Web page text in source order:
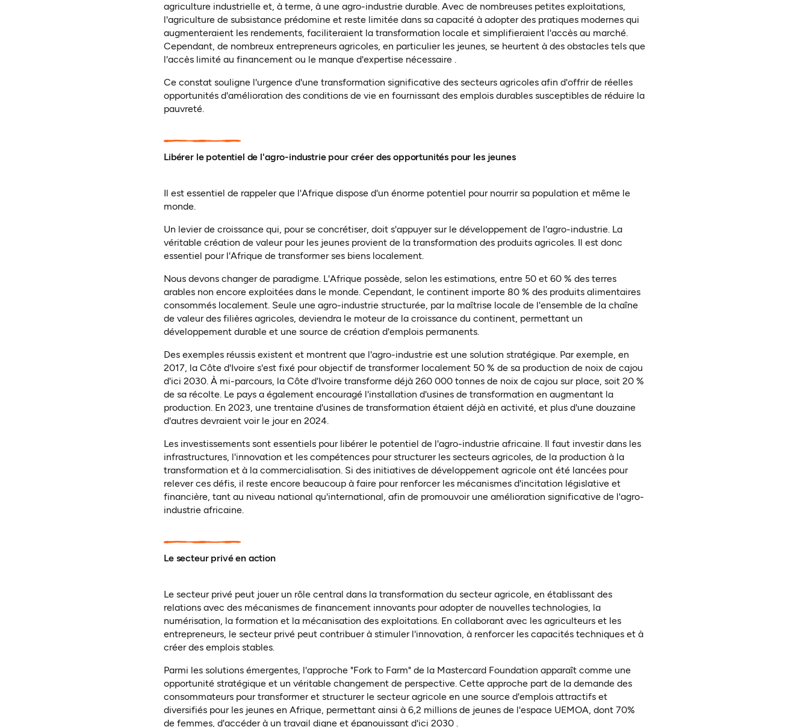
agriculture industrielle et, à terme, à une agro-industrie durable. Avec de nombreuses petites exploitations,
l'agriculture de subsistance prédomine et reste limitée dans sa capacité à adopter des pratiques modernes qui
augmenteraient les rendements, faciliteraient la transformation locale et simplifieraient l'accès au marché.
Cependant, de nombreux entrepreneurs agricoles, en particulier les jeunes, se heurtent à des obstacles tels que
l'accès limité au financement ou le manque d'expertise nécessaire .
Ce constat souligne l'urgence d'une transformation significative des secteurs agricoles afin d'offrir de réelles
opportunités d'amélioration des conditions de vie en fournissant des emplois durables susceptibles de réduire la
pauvreté.
Libérer le potentiel de l'agro-industrie pour créer des opportunités pour les jeunes
Il est essentiel de rappeler que l'Afrique dispose d'un énorme potentiel pour nourrir sa population et même le
monde.
Un levier de croissance qui, pour se concrétiser, doit s'appuyer sur le développement de l'agro-industrie. La
véritable création de valeur pour les jeunes provient de la transformation des produits agricoles. Il est donc
essentiel pour l'Afrique de transformer ses biens localement.
Nous devons changer de paradigme. L'Afrique possède, selon les estimations, entre 50 et 60 % des terres
arables non encore exploitées dans le monde. Cependant, le continent importe 80 % des produits alimentaires
consommés localement. Seule une agro-industrie structurée, par la maîtrise locale de l'ensemble de la chaîne
de valeur des filières agricoles, deviendra le moteur de la croissance du continent, permettant un
développement durable et une source de création d'emplois permanents.
Des exemples réussis existent et montrent que l'agro-industrie est une solution stratégique. Par exemple, en
2017, la Côte d'Ivoire s'est fixé pour objectif de transformer localement 50 % de sa production de noix de cajou
d'ici 2030. À mi-parcours, la Côte d'Ivoire transforme déjà 260 000 tonnes de noix de cajou sur place, soit 20 %
de sa récolte. Le pays a également encouragé l'installation d'usines de transformation en augmentant la
production. En 2023, une trentaine d'usines de transformation étaient déjà en activité, et plus d'une douzaine
d'autres devraient voir le jour en 2024.
Les investissements sont essentiels pour libérer le potentiel de l'agro-industrie africaine. Il faut investir dans les
infrastructures, l'innovation et les compétences pour structurer les secteurs agricoles, de la production à la
transformation et à la commercialisation. Si des initiatives de développement agricole ont été lancées pour
relever ces défis, il reste encore beaucoup à faire pour renforcer les mécanismes d'incitation législative et
financière, tant au niveau national qu'international, afin de promouvoir une amélioration significative de l'agro-
industrie africaine.
Le secteur privé en action
Le secteur privé peut jouer un rôle central dans la transformation du secteur agricole, en établissant des
relations avec des mécanismes de financement innovants pour adopter de nouvelles technologies, la
numérisation, la formation et la mécanisation des exploitations. En collaborant avec les agriculteurs et les
entrepreneurs, le secteur privé peut contribuer à stimuler l'innovation, à renforcer les capacités techniques et à
créer des emplois stables.
Parmi les solutions émergentes, l'approche "Fork to Farm" de la Mastercard Foundation apparaît comme une
opportunité stratégique et un véritable changement de perspective. Cette approche part de la demande des
consommateurs pour transformer et structurer le secteur agricole en une source d'emplois attractifs et
diversifiés pour les jeunes en Afrique, permettant ainsi à 6,2 millions de jeunes de l'espace UEMOA, dont 70%
de femmes, d'accéder à un travail digne et épanouissant d'ici 2030 .